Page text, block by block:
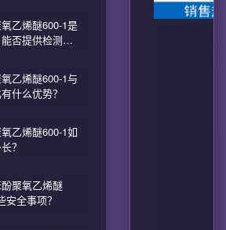
乙烯醚600-1是
否提供检测报
乙烯醚600-1与
什么优势？
乙烯醚600-1如
？
聚氧乙烯醚
全事项？